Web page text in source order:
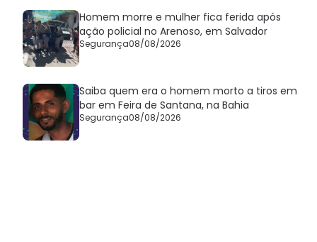
Homem morre e mulher fica ferida após
ação policial no Arenoso, em Salvador
Segurança08/08/2026
Saiba quem era o homem morto a tiros em
bar em Feira de Santana, na Bahia
Segurança08/08/2026